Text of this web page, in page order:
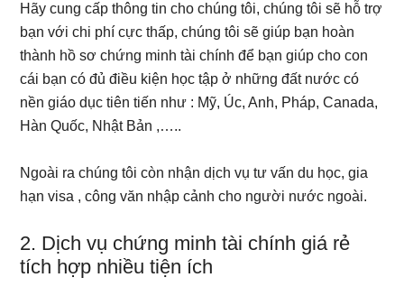
Hãy cung cấp thông tin cho chúng tôi, chúng tôi sẽ hỗ trợ
bạn với chi phí cực thấp, chúng tôi sẽ giúp bạn hoàn
thành hồ sơ chứng minh tài chính để bạn giúp cho con
cái bạn có đủ điều kiện học tập ở những đất nước có
nền giáo dục tiên tiến như : Mỹ, Úc, Anh, Pháp, Canada,
Hàn Quốc, Nhật Bản ,…..
Ngoài ra chúng tôi còn nhận dịch vụ tư vấn du học, gia
hạn visa , công văn nhập cảnh cho người nước ngoài.
2. Dịch vụ chứng minh tài chính giá rẻ
tích hợp nhiều tiện ích